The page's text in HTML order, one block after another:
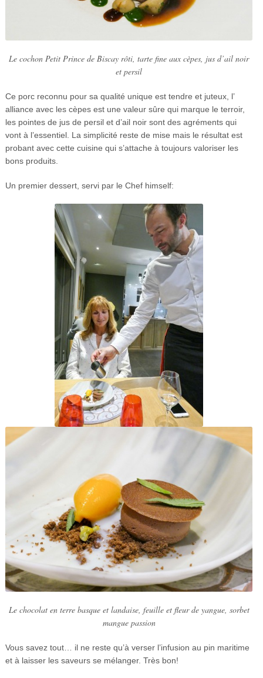
Le cochon Petit Prince de Biscay rôti, tarte fine aux cèpes, jus d’ail noir
et persil
Ce porc reconnu pour sa qualité unique est tendre et juteux, l’
alliance avec les cèpes est une valeur sûre qui marque le terroir,
les pointes de jus de persil et d’ail noir sont des agréments qui
vont à l’essentiel. La simplicité reste de mise mais le résultat est
probant avec cette cuisine qui s’attache à toujours valoriser les
bons produits.
Un premier dessert, servi par le Chef himself:
Le chocolat en terre basque et landaise, feuille et fleur de yangue, sorbet
mangue passion
Vous savez tout… il ne reste qu’à verser l’infusion au pin maritime
et à laisser les saveurs se mélanger. Très bon!